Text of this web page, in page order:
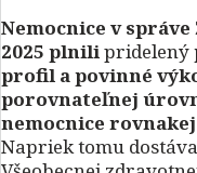
Nemocnice v správe
2025 plnilipridelený
profil a povinné
porovnateľnej
nemocnice
Napriek tomu